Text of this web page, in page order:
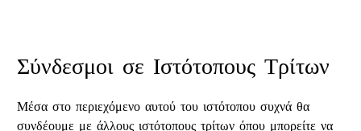
Σύνδεσμοι σε Ιστότοπους Τρίτων
Μέσα στο περιεχόμενο αυτού του ιστότοπου συχνά θα
συνδέουμε με άλλους ιστότοπους τρίτων όπου μπορείτε να